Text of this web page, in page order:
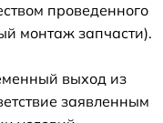
проведенного
монтаж запчасти).
выход из
заявленным